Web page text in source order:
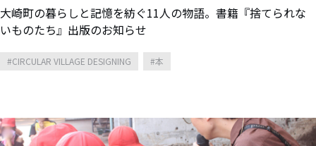
大崎町の暮らしと記憶を紡ぐ11人の物語。書籍『捨てられな
いものたち』出版のお知らせ
CIRCULAR VILLAGE DESIGNING 本